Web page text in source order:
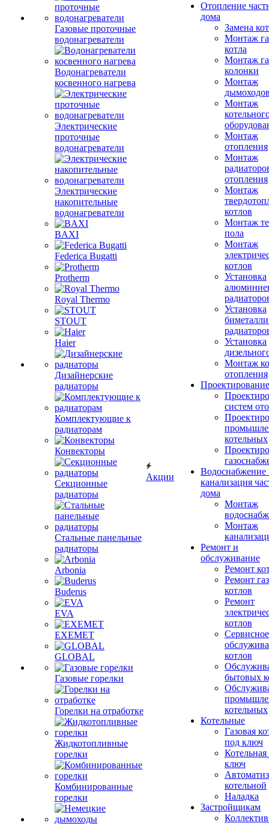
Газовые проточные
водонагреватели
Водонагреватели
косвенного нагрева
Электрические
проточные
водонагреватели
Электрические
накопительные
водонагреватели
BAXI
Federica Bugatti
Protherm
Royal Thermo
STOUT
Haier
Дизайнерские
радиаторы
Комплектующие к
радиаторам
Конвекторы
Секционные
радиаторы
Стальные панельные
радиаторы
Arbonia
Buderus
EVA
EXEMET
GLOBAL
Газовые горелки
Горелки на отработке
Жидкотопливные
горелки
Комбинированные
горелки
Акции
Отопление
дома
Замена
Монтаж
котла
Монтаж
колонки
Монтаж
Монтаж
Монтаж
отопления
Монтаж
отопления
Монтаж
котлов
Монтаж
пола
Монтаж
котлов
Установка
Установка
Установка
Монтаж
отопления
Проектирование
систем
котельных
Водоснабжение
канализация
дома
Монтаж
Монтаж
Ремонт и
обслуживание
Ремонт
Ремонт
котлов
Ремонт
котлов
Сервисное
котлов
бытовых
котельных
Котельные
Газовая
под ключ
ключ
котельной
Наладка
Застройщикам